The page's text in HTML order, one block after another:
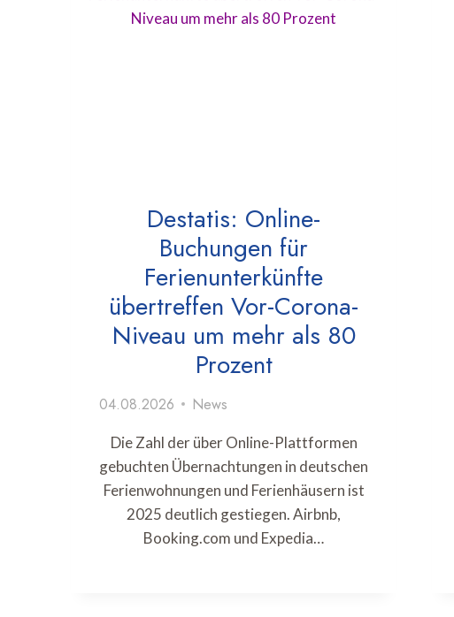
Destatis: Online-
Buchungen für
Ferienunterkünfte
übertreffen Vor-Corona-
Niveau um mehr als 80
Prozent
04.08.2026 News
Die Zahl der über Online-Plattformen
gebuchten Übernachtungen in deutschen
Ferienwohnungen und Ferienhäusern ist
2025 deutlich gestiegen. Airbnb,
Booking.com und Expedia…